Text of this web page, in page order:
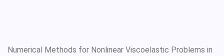
Numerical Methods for Nonlinear Viscoelastic Problems in